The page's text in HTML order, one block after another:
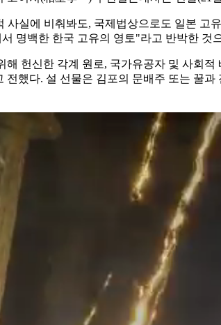
실에 비춰봐도, 국제법상으로도 일본
명백한 한국 고유의 영토"라고 반박한 것
헌신한 각계 원로, 국가유공자 및 사회
했다. 설 선물은 김포의 문배주 또는 꿀